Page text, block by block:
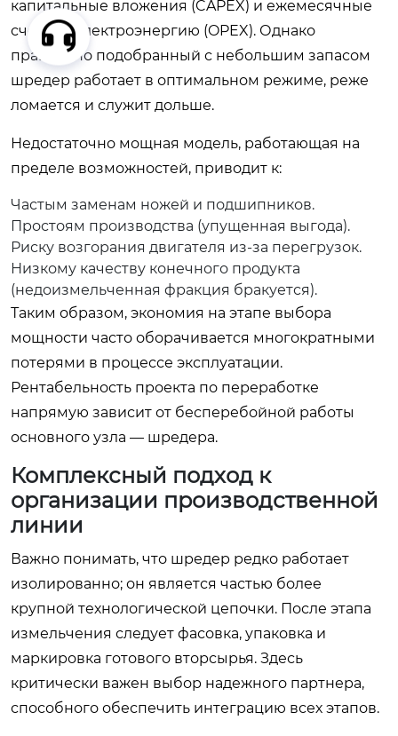
капитальные вложения (CAPEX) и ежемесячные
счета за электроэнергию (OPEX). Однако
правильно подобранный с небольшим запасом
шредер работает в оптимальном режиме, реже
ломается и служит дольше.
Недостаточно мощная модель, работающая на
пределе возможностей, приводит к:
Частым заменам ножей и подшипников.
Простоям производства (упущенная выгода).
Риску возгорания двигателя из-за перегрузок.
Низкому качеству конечного продукта
(недоизмельченная фракция бракуется).
Таким образом, экономия на этапе выбора
мощности часто оборачивается многократными
потерями в процессе эксплуатации.
Рентабельность проекта по переработке
напрямую зависит от бесперебойной работы
основного узла — шредера.
Комплексный подход к
организации производственной
линии
Важно понимать, что шредер редко работает
изолированно; он является частью более
крупной технологической цепочки. После этапа
измельчения следует фасовка, упаковка и
маркировка готового вторсырья. Здесь
критически важен выбор надежного партнера,
способного обеспечить интеграцию всех этапов.